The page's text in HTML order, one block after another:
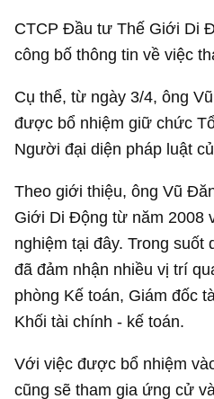
CTCP Đầu tư Thế Giới Di
công bố thông tin về việc
Cụ thể, từ ngày 3/4, ông
được bổ nhiệm giữ chức
Người đại diện pháp luật
Theo giới thiệu, ông Vũ
Giới Di Động từ năm 2008
nghiệm tại đây. Trong suốt
đã đảm nhận nhiều vị trí
phòng Kế toán, Giám đốc
Khối tài chính - kế toán.
Với việc được bổ nhiệm
cũng sẽ tham gia ứng cử